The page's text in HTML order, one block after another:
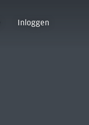
Inloggen